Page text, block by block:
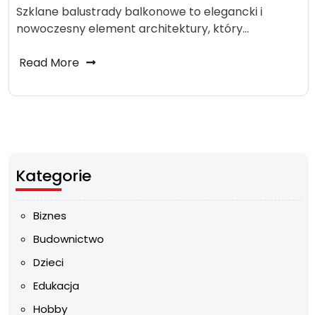
Szklane balustrady balkonowe to elegancki i
nowoczesny element architektury, który…
Read More
Kategorie
Biznes
Budownictwo
Dzieci
Edukacja
Hobby